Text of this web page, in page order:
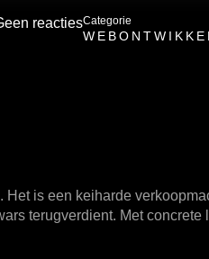
reactiesCategorie
is een keiharde
terugverdient. Met concrete